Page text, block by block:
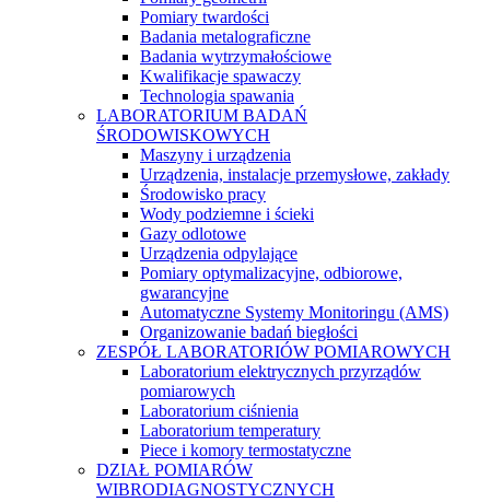
Pomiary twardości
Badania metalograficzne
Badania wytrzymałościowe
Kwalifikacje spawaczy
Technologia spawania
LABORATORIUM BADAŃ
ŚRODOWISKOWYCH
Maszyny i urządzenia
Urządzenia, instalacje przemysłowe, zakłady
Środowisko pracy
Wody podziemne i ścieki
Gazy odlotowe
Urządzenia odpylające
Pomiary optymalizacyjne, odbiorowe,
gwarancyjne
Automatyczne Systemy Monitoringu (AMS)
Organizowanie badań biegłości
ZESPÓŁ LABORATORIÓW POMIAROWYCH
Laboratorium elektrycznych przyrządów
pomiarowych
Laboratorium ciśnienia
Laboratorium temperatury
Piece i komory termostatyczne
DZIAŁ POMIARÓW
WIBRODIAGNOSTYCZNYCH